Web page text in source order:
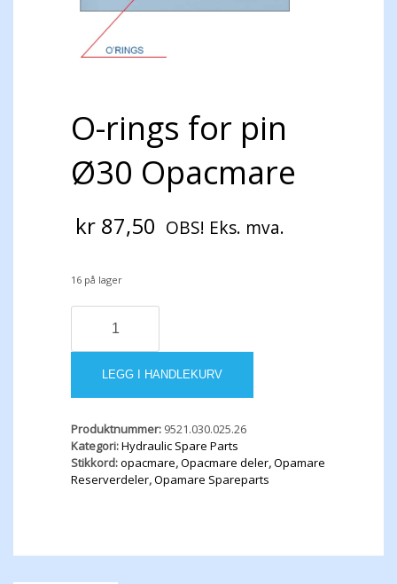
O-rings for pin
Ø30 Opacmare
kr 87,50 OBS! Eks. mva.
16 på lager
O-
Opacmare
LEGG I HANDLEKURV
Produktnummer: 9521.030.025.26
Kategori:Hydraulic Spare Parts
Stikkord:opacmare,Opacmare deler,Opamare
Reserverdeler,Opamare Spareparts